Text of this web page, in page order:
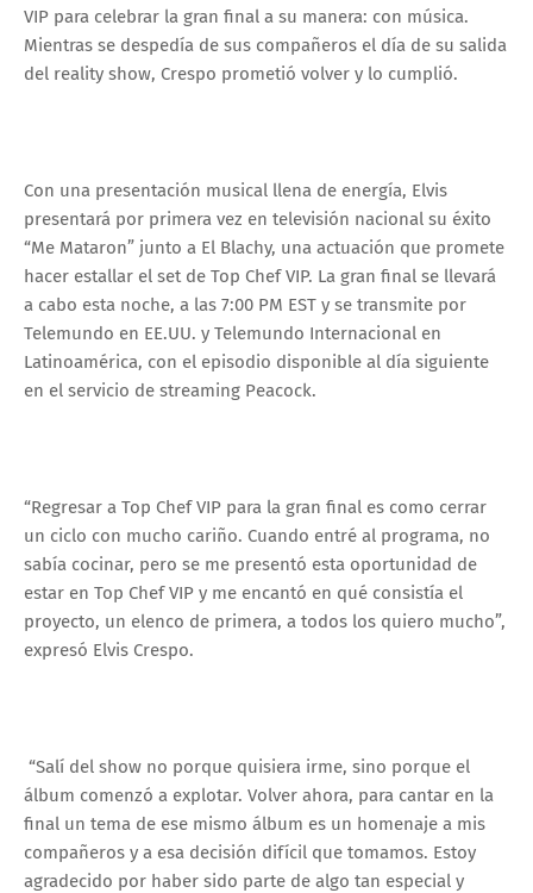
VIP para celebrar la gran final a su manera: con música.
Mientras se despedía de sus compañeros el día de su salida
del reality show, Crespo prometió volver y lo cumplió.
Con una presentación musical llena de energía, Elvis
presentará por primera vez en televisión nacional su éxito
“Me Mataron” junto a El Blachy, una actuación que promete
hacer estallar el set de Top Chef VIP. La gran final se llevará
a cabo esta noche, a las 7:00 PM EST y se transmite por
Telemundo en EE.UU. y Telemundo Internacional en
Latinoamérica, con el episodio disponible al día siguiente
en el servicio de streaming Peacock.
“Regresar a Top Chef VIP para la gran final es como cerrar
un ciclo con mucho cariño. Cuando entré al programa, no
sabía cocinar, pero se me presentó esta oportunidad de
estar en Top Chef VIP y me encantó en qué consistía el
proyecto, un elenco de primera, a todos los quiero mucho”,
expresó Elvis Crespo.
“Salí del show no porque quisiera irme, sino porque el
álbum comenzó a explotar. Volver ahora, para cantar en la
final un tema de ese mismo álbum es un homenaje a mis
compañeros y a esa decisión difícil que tomamos. Estoy
agradecido por haber sido parte de algo tan especial y